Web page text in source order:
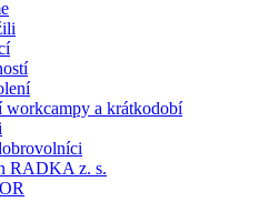
workcampy a krátkodobí
RADKA z. s.